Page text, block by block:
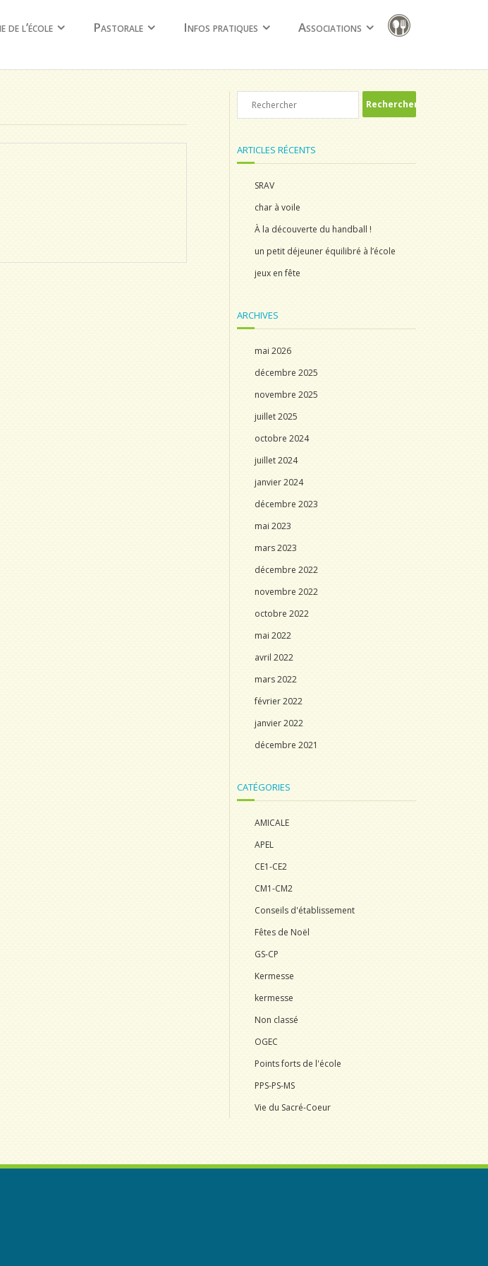
de l’école Pastorale Infos pratiques Associations
ARTICLES RÉCENTS
SRAV
char à voile
À la découverte du handball !
un petit déjeuner équilibré à l’école
jeux en fête
ARCHIVES
mai 2026
décembre 2025
novembre 2025
juillet 2025
octobre 2024
juillet 2024
janvier 2024
décembre 2023
mai 2023
mars 2023
décembre 2022
novembre 2022
octobre 2022
mai 2022
avril 2022
mars 2022
février 2022
janvier 2022
décembre 2021
CATÉGORIES
AMICALE
APEL
CE1-CE2
CM1-CM2
Conseils d'établissement
Fêtes de Noël
GS-CP
Kermesse
kermesse
Non classé
OGEC
Points forts de l'école
PPS-PS-MS
Vie du Sacré-Coeur